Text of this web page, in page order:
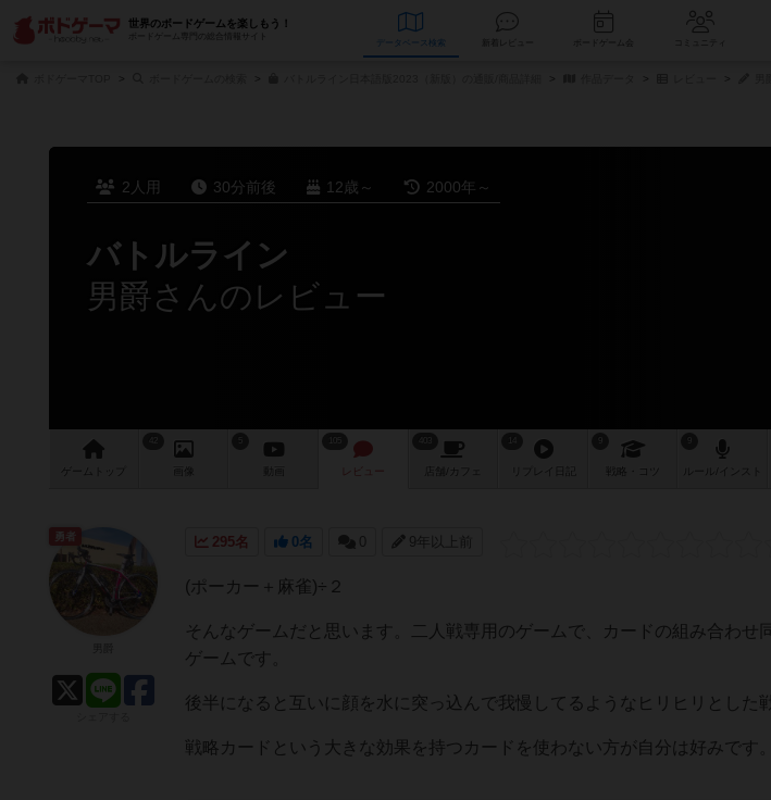
世界のボードゲームを楽しもう！
ボードゲーム専門の総合情報サイト
データベース コ
2人用 30分前後 12歳～ 2000年～
バトルライン
男爵さんのレビュー
ゲーム 画像 レビュー 店舗/ カフェ 戦略
295名 0名 0 9年以上前
(ポーカー＋麻雀)÷２
そんなゲームだと思います。二人戦専用のゲームで、カードの組み合わせ
ゲームです。
後半になると互いに顔を水に突っ込んで我慢してるようなヒリヒリとした
戦略カードという大きな効果を持つカードを使わない方が自分は好みです。
勇者